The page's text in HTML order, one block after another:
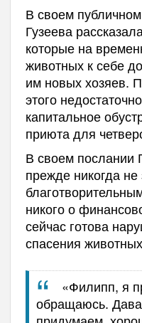
В своем
Гузеева
которые на
животных к себе
им новых хозяев.
этого
капитальное
приюта для
В своем послании
прежде никогда
никого о
сейчас готова
спасения
«Филипп, я
обращаюсь.